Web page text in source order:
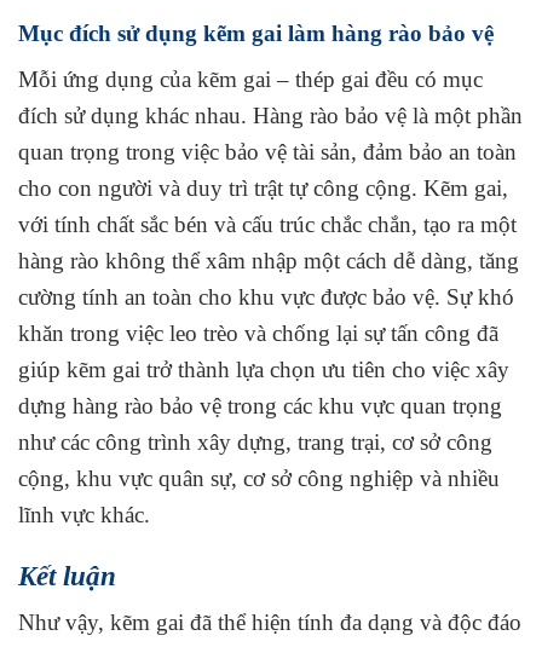
Mục đích sử dụng kẽm gai làm hàng rào bảo vệ
Mỗi ứng dụng của kẽm gai – thép gai đều có mục
đích sử dụng khác nhau. Hàng rào bảo vệ là một phần
quan trọng trong việc bảo vệ tài sản, đảm bảo an toàn
cho con người và duy trì trật tự công cộng. Kẽm gai,
với tính chất sắc bén và cấu trúc chắc chắn, tạo ra một
hàng rào không thể xâm nhập một cách dễ dàng, tăng
cường tính an toàn cho khu vực được bảo vệ. Sự khó
khăn trong việc leo trèo và chống lại sự tấn công đã
giúp kẽm gai trở thành lựa chọn ưu tiên cho việc xây
dựng hàng rào bảo vệ trong các khu vực quan trọng
như các công trình xây dựng, trang trại, cơ sở công
cộng, khu vực quân sự, cơ sở công nghiệp và nhiều
lĩnh vực khác.
Kết luận
Như vậy, kẽm gai đã thể hiện tính đa dạng và độc đáo